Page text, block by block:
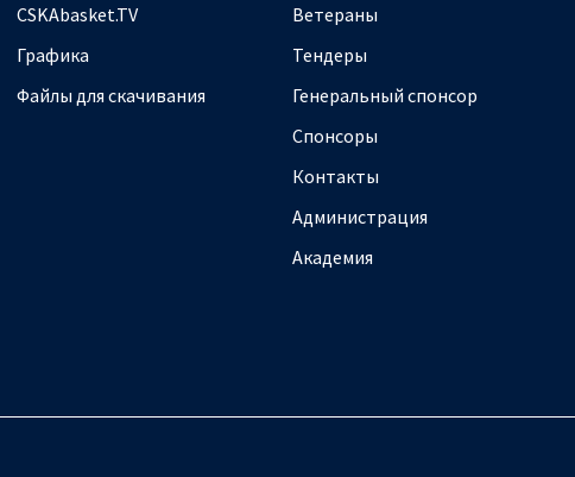
CSKAbasket.TV
Графика
Файлы для скачивания
Ветераны
Тендеры
Генеральный спонсор
Спонсоры
Контакты
Администрация
Академия